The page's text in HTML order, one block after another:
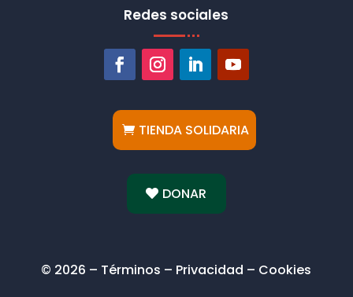
Redes sociales
TIENDA SOLIDARIA
DONAR
© 2026 – Términos – Privacidad – Cookies